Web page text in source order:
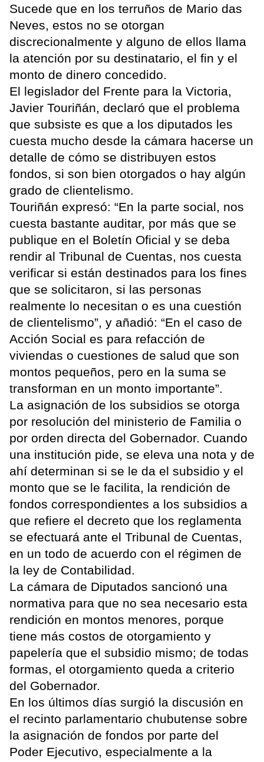
Sucede que en los terruños de Mario das
Neves, estos no se otorgan
discrecionalmente y alguno de ellos llama
la atención por su destinatario, el fin y el
monto de dinero concedido.
El legislador del Frente para la Victoria,
Javier Touriñán, declaró que el problema
que subsiste es que a los diputados les
cuesta mucho desde la cámara hacerse un
detalle de cómo se distribuyen estos
fondos, si son bien otorgados o hay algún
grado de clientelismo.
Touriñán expresó: “En la parte social, nos
cuesta bastante auditar, por más que se
publique en el Boletín Oficial y se deba
rendir al Tribunal de Cuentas, nos cuesta
verificar si están destinados para los fines
que se solicitaron, si las personas
realmente lo necesitan o es una cuestión
de clientelismo”, y añadió: “En el caso de
Acción Social es para refacción de
viviendas o cuestiones de salud que son
montos pequeños, pero en la suma se
transforman en un monto importante”.
La asignación de los subsidios se otorga
por resolución del ministerio de Familia o
por orden directa del Gobernador. Cuando
una institución pide, se eleva una nota y de
ahí determinan si se le da el subsidio y el
monto que se le facilita, la rendición de
fondos correspondientes a los subsidios a
que refiere el decreto que los reglamenta
se efectuará ante el Tribunal de Cuentas,
en un todo de acuerdo con el régimen de
la ley de Contabilidad.
La cámara de Diputados sancionó una
normativa para que no sea necesario esta
rendición en montos menores, porque
tiene más costos de otorgamiento y
papelería que el subsidio mismo; de todas
formas, el otorgamiento queda a criterio
del Gobernador.
En los últimos días surgió la discusión en
el recinto parlamentario chubutense sobre
la asignación de fondos por parte del
Poder Ejecutivo, especialmente a la